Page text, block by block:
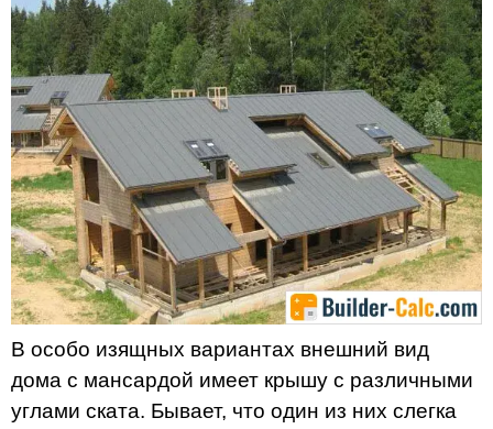
В особо изящных вариантах внешний вид
дома с мансардой имеет крышу с различными
углами ската. Бывает, что один из них слегка